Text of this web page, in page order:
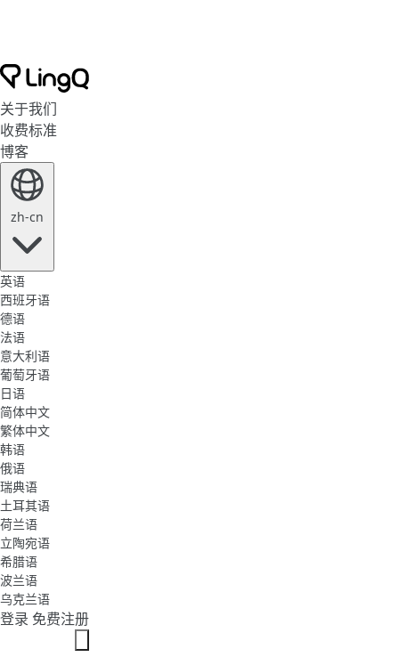
关于我们
收费标准
博客
zh-cn
英语
西班牙语
德语
法语
意大利语
葡萄牙语
日语
简体中文
繁体中文
韩语
俄语
瑞典语
土耳其语
荷兰语
立陶宛语
希腊语
波兰语
乌克兰语
登录 免费注册